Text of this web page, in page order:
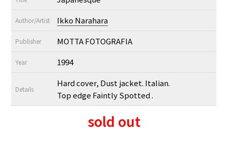
Author/Artist Ikko Narahara
Publisher MOTTA FOTOGRAFIA
Year 1994
Details
Hard cover, Dust jacket. Italian.
Top edge Faintly Spotted .
sold out